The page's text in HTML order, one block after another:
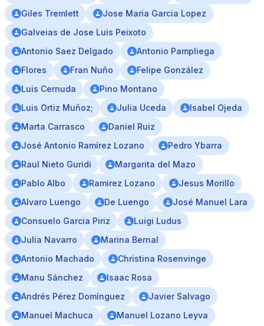
Giles Tremlett
Jose Maria Garcia Lopez
Galveias de Jose Luis Peixoto
Antonio Saez Delgado
Antonio Pampliega
Flores
Fran Nuño
Felipe González
Luis Cernuda
Pino Montano
Luis Ortiz Muñoz;
Julia Uceda
Isabel Ojeda
Marta Carrasco
Daniel Ruiz
José Antonio Ramírez Lozano
Pedro Ybarra
Raul Nieto Guridi
Margarita del Mazo
Pablo Albo
Ramirez Lozano
Jesus Morillo
Alvaro Luengo
De Luengo
José Manuel Lara
Consuelo Garcia Piriz
Luigi Ludus
Julia Navarro
Marina Bernal
Antonio Machado
Christina Rosenvinge
Manu Sánchez
Isaac Rosa
Andrés Pérez Domínguez
Javier Salvago
Manuel Machuca
Manuel Lozano Leyva